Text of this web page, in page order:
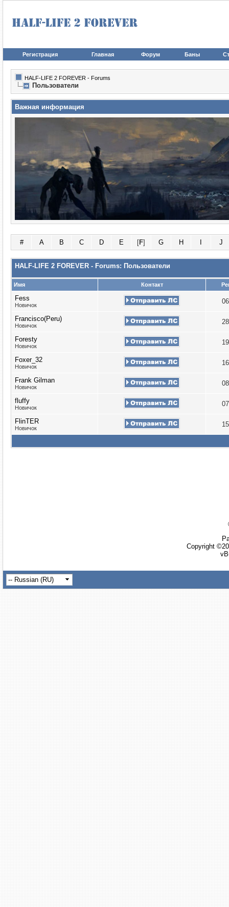
Регистрация Главная Форум Баны
HALF-LIFE 2 FOREVER - Forums
Пользователи
Важная информация
# A B C D E [F] G H J
HALF-LIFE 2 FOREVER - Forums: Пользователи
Имя Контакт
Fess
Новичок
Francisco(Peru)
Новичок
Foresty
Новичок
Foxer_32
Новичок
Frank Gilman
Новичок
fluffy
Новичок
FlinTER
Новичок
Copyright